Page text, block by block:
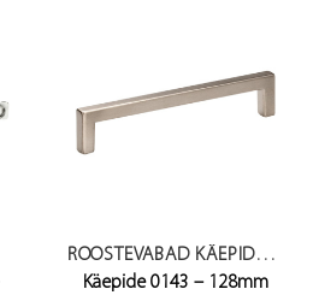
ROOSTEVABAD KÄEPIDEMED
Käepide 0143 – 128mm